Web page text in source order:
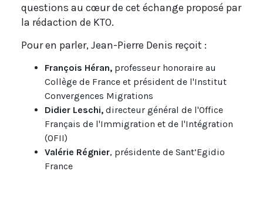
questions au cœur de cet échange proposé par
la rédaction de KTO.
Pour en parler, Jean-Pierre Denis reçoit :
François Héran, professeur honoraire au
Collège de France et président de l'Institut
Convergences Migrations
Didier Leschi, directeur général de l'Office
Français de l'Immigration et de l'Intégration
(OFII)
Valérie Régnier, présidente de Sant’Egidio
France